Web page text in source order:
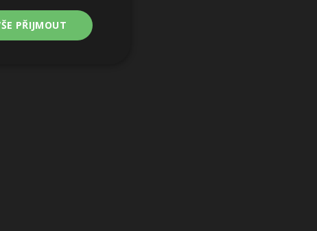
PŘIJMOUT
a správa účtu.